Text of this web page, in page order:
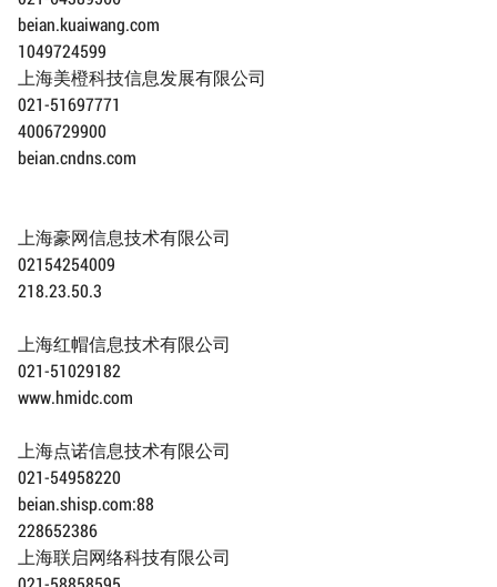
beian.kuaiwang.com
1049724599
上海美橙科技信息发展有限公司
021-51697771
4006729900
beian.cndns.com
上海豪网信息技术有限公司
02154254009
218.23.50.3
上海红帽信息技术有限公司
021-51029182
www.hmidc.com
上海点诺信息技术有限公司
021-54958220
beian.shisp.com:88
228652386
上海联启网络科技有限公司